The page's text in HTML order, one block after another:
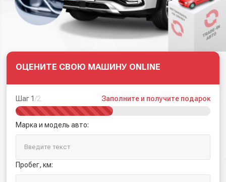
ОЦЕНИТЕ СВОЮ МАШИНУ ONLINE
Шаг 1/2 Заполните и получите подарок
Марка и модель авто:
Пробег, км: